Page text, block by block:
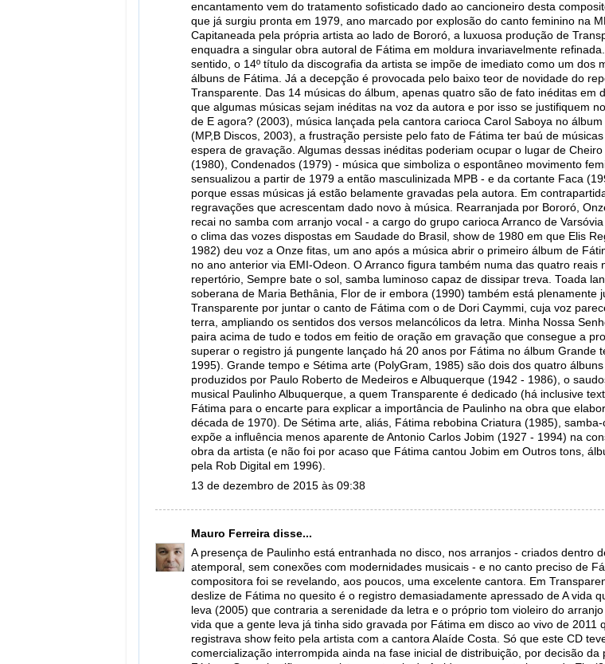
encantamento vem do tratamento sofisticado dado ao cancioneiro desta
que já surgiu pronta em 1979, ano marcado por explosão do canto feminino na
Capitaneada pela própria artista ao lado de Bororó, a luxuosa produção de
enquadra a singular obra autoral de Fátima em moldura invariavelmente
sentido, o 14º título da discografia da artista se impõe de imediato como um dos
álbuns de Fátima. Já a decepção é provocada pelo baixo teor de novidade do
Transparente. Das 14 músicas do álbum, apenas quatro são de fato inéditas em
que algumas músicas sejam inéditas na voz da autora e por isso se justifiquem
de E agora? (2003), música lançada pela cantora carioca Carol Saboya no
(MP,B Discos, 2003), a frustração persiste pelo fato de Fátima ter baú de
espera de gravação. Algumas dessas inéditas poderiam ocupar o lugar de
(1980), Condenados (1979) - música que simboliza o espontâneo movimento
sensualizou a partir de 1979 a então masculinizada MPB - e da cortante Faca
porque essas músicas já estão belamente gravadas pela autora. Em
regravações que acrescentam dado novo à música. Rearranjada por Bororó,
recai no samba com arranjo vocal - a cargo do grupo carioca Arranco de
o clima das vozes dispostas em Saudade do Brasil, show de 1980 em que Elis
1982) deu voz a Onze fitas, um ano após a música abrir o primeiro álbum de
no ano anterior via EMI-Odeon. O Arranco figura também numa das quatro reais
repertório, Sempre bate o sol, samba luminoso capaz de dissipar treva. Toada
soberana de Maria Bethânia, Flor de ir embora (1990) também está plenamente
Transparente por juntar o canto de Fátima com o de Dori Caymmi, cuja voz
terra, ampliando os sentidos dos versos melancólicos da letra. Minha Nossa
paira acima de tudo e todos em feitio de oração em gravação que consegue a
superar o registro já pungente lançado há 20 anos por Fátima no álbum Grande
1995). Grande tempo e Sétima arte (PolyGram, 1985) são dois dos quatro
produzidos por Paulo Roberto de Medeiros e Albuquerque (1942 - 1986), o
musical Paulinho Albuquerque, a quem Transparente é dedicado (há inclusive
Fátima para o encarte para explicar a importância de Paulinho na obra que
década de 1970). De Sétima arte, aliás, Fátima rebobina Criatura (1985),
expõe a influência menos aparente de Antonio Carlos Jobim (1927 - 1994) na
obra da artista (e não foi por acaso que Fátima cantou Jobim em Outros tons,
pela Rob Digital em 1996).
13 de dezembro de 2015 às 09:38
Mauro Ferreira disse...
A presença de Paulinho está entranhada no disco, nos arranjos - criados dentro
atemporal, sem conexões com modernidades musicais - e no canto preciso de
compositora foi se revelando, aos poucos, uma excelente cantora. Em
deslize de Fátima no quesito é o registro demasiadamente apressado de A vida
leva (2005) que contraria a serenidade da letra e o próprio tom violeiro do
vida que a gente leva já tinha sido gravada por Fátima em disco ao vivo de 2011
registrava show feito pela artista com a cantora Alaíde Costa. Só que este CD
comercialização interrompida ainda na fase inicial de distribuição, por decisão da